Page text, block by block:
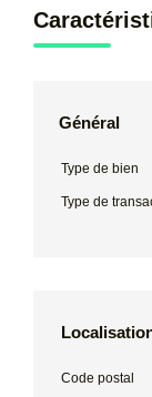
Général
Type de bien
Type de
Code postal